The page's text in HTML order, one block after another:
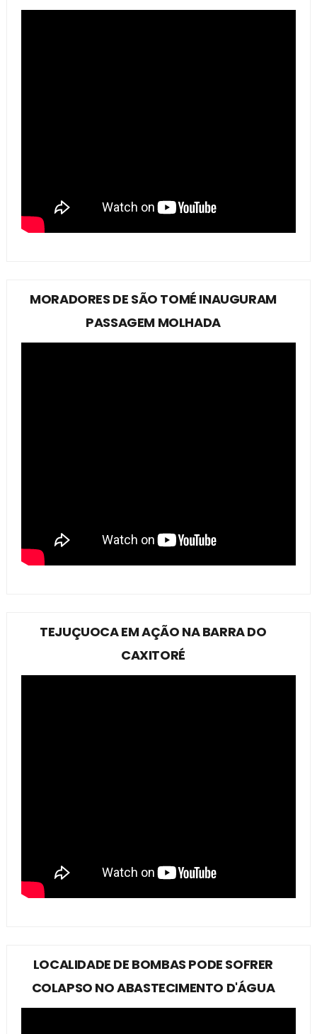
MORADORES DE SÃO TOMÉ INAUGURAM
PASSAGEM MOLHADA
TEJUÇUOCA EM AÇÃO NA BARRA DO
CAXITORÉ
LOCALIDADE DE BOMBAS PODE SOFRER
COLAPSO NO ABASTECIMENTO D'ÁGUA